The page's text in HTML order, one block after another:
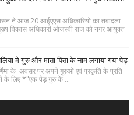
ने आज 20 आईएएस अधिकारियो का तबादला
विकास अधिकारी ओजस्वी राज को नगर आयुक्त
मे गुरु और माता पिता के नाम लगाया गया पेड़
के अवसर पर अपने गुरुओं एवं प्रकृति के प्रति
के लिए *"एक पेड़ गुरु के ...